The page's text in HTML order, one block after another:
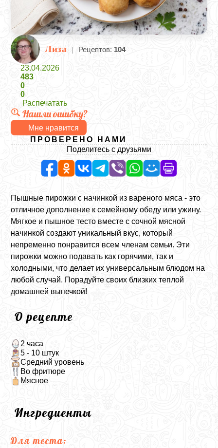
Лиза | Рецептов: 104
23.04.2026
483
0
0
Распечатать
Нашли ошибку?
Мне нравится
ПРОВЕРЕНО НАМИ
Поделитесь с друзьями
Пышные пирожки с начинкой из вареного мяса - это
отличное дополнение к семейному обеду или ужину.
Мягкое и пышное тесто вместе с сочной мясной
начинкой создают уникальный вкус, который
непременно понравится всем членам семьи. Эти
пирожки можно подавать как горячими, так и
холодными, что делает их универсальным блюдом на
любой случай. Порадуйте своих близких теплой
домашней выпечкой!
О рецепте
2 часа
5 - 10 штук
Средний уровень
Во фритюре
Мясное
Ингредиенты
Для теста: